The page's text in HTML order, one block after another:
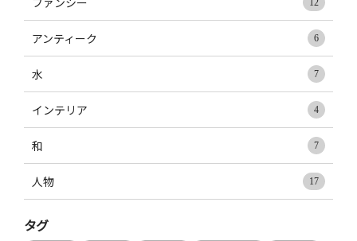
12
アンティーク 6
水 7
インテリア 4
和 7
人物 17
タグ